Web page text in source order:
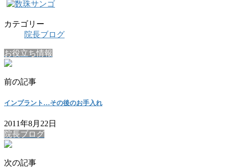
カテゴリー
院長ブログ
お役立ち情報
前の記事
インプラント…その後のお手入れ
2011年8月22日
院長ブログ
次の記事